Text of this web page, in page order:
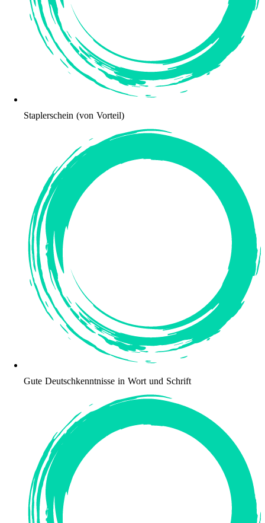
Staplerschein (von Vorteil)
Gute Deutschkenntnisse in Wort und Schrift